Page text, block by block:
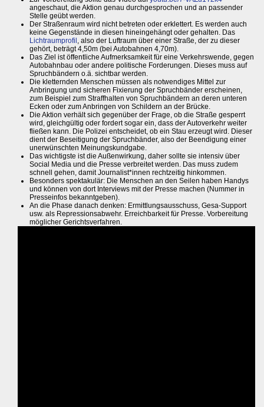
angeschaut, die Aktion genau durchgesprochen und an passender
Stelle geübt werden.
Der Straßenraum wird nicht betreten oder erklettert. Es werden auch
keine Gegenstände in diesen hineingehängt oder gehalten. Das
Lichtraumprofil , also der Luftraum über einer Straße, der zu dieser
gehört, beträgt 4,50m (bei Autobahnen 4,70m).
Das Ziel ist öffentliche Aufmerksamkeit für eine Verkehrswende, gegen
Autobahnbau oder andere politische Forderungen. Dieses muss auf
Spruchbändern o.ä. sichtbar werden.
Die kletternden Menschen müssen als notwendiges Mittel zur
Anbringung und sicheren Fixierung der Spruchbänder erscheinen,
zum Beispiel zum Straffhalten von Spruchbändern an deren unteren
Ecken oder zum Anbringen von Schildern an der Brücke.
Die Aktion verhält sich gegenüber der Frage, ob die Straße gesperrt
wird, gleichgültig oder fordert sogar ein, dass der Autoverkehr weiter
fließen kann. Die Polizei entscheidet, ob ein Stau erzeugt wird. Dieser
dient der Beseitigung der Spruchbänder, also der Beendigung einer
unerwünschten Meinungskundgabe.
Das wichtigste ist die Außenwirkung, daher sollte sie intensiv über
Social Media und die Presse verbreitet werden. Das muss zudem
schnell gehen, damit Journalist*innen rechtzeitig hinkommen.
Besonders spektakulär: Die Menschen an den Seilen haben Handys
und können von dort Interviews mit der Presse machen (Nummer in
Presseinfos bekanntgeben).
An die Phase danach denken: Ermittlungsausschuss, Gesa-Support
usw. als Repressionsabwehr. Erreichbarkeit für Presse. Vorbereitung
möglicher Gerichtsverfahren.